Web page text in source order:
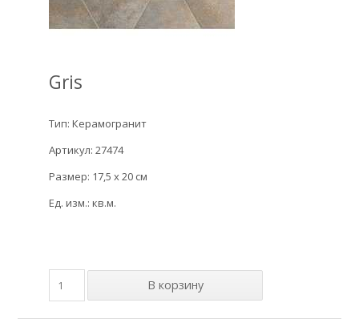
Gris
Тип: Керамогранит
Артикул: 27474
Размер: 17,5 x 20 см
Ед. изм.: кв.м.